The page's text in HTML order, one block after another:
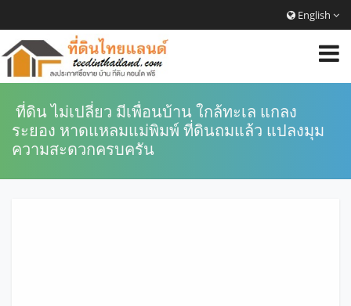
English
ที่ดิน ไม่เปลี่ยว มีเพื่อนบ้าน ใกล้ทะเล แกลง
ระยอง หาดแหลมแม่พิมพ์ ที่ดินถมแล้ว แปลงมุม
ความสะดวกครบครัน